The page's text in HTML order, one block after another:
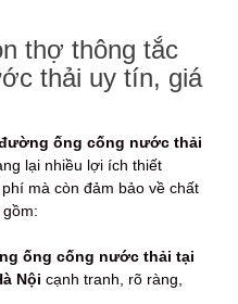
thợ thông tắc
thải uy tín, giá
ống cống nước thải
lại nhiều lợi ích thiết
mà còn đảm bảo về chất
ống cống nước thải tại
Nội cạnh tranh, rõ ràng,